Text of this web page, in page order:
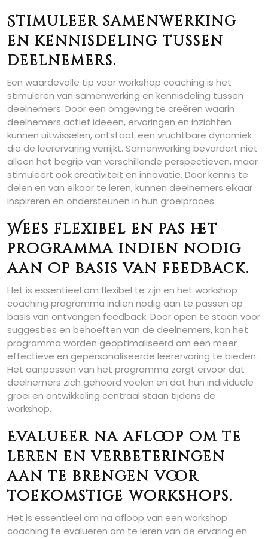
Stimuleer samenwerking
en kennisdeling tussen
deelnemers.
Een waardevolle tip voor workshop coaching is het
stimuleren van samenwerking en kennisdeling tussen
deelnemers. Door een omgeving te creëren waarin
deelnemers actief ideeën, ervaringen en inzichten
kunnen uitwisselen, ontstaat een vruchtbare dynamiek
die de leerervaring verrijkt. Samenwerking bevordert niet
alleen het begrip van verschillende perspectieven, maar
stimuleert ook creativiteit en innovatie. Door kennis te
delen en van elkaar te leren, kunnen deelnemers elkaar
inspireren en ondersteunen in hun groeiproces.
Wees flexibel en pas het
programma indien nodig
aan op basis van feedback.
Het is essentieel om flexibel te zijn en het workshop
coaching programma indien nodig aan te passen op
basis van ontvangen feedback. Door open te staan voor
suggesties en behoeften van de deelnemers, kan het
programma worden geoptimaliseerd om een meer
effectieve en gepersonaliseerde leerervaring te bieden.
Het aanpassen van het programma zorgt ervoor dat
deelnemers zich gehoord voelen en dat hun individuele
groei en ontwikkeling centraal staan tijdens de
workshop.
Evalueer na afloop om te
leren en verbeteringen
aan te brengen voor
toekomstige workshops.
Het is essentieel om na afloop van een workshop
coaching te evalueren om te leren van de ervaring en